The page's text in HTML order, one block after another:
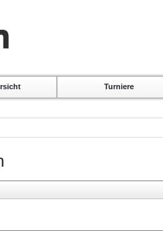
Turniere